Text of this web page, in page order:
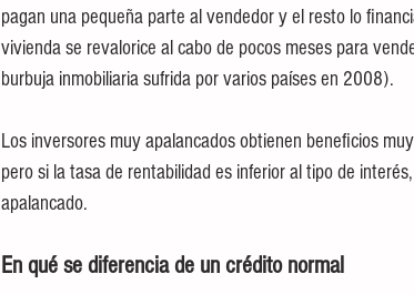
pagan una pequeña parte al vendedor y el resto lo
vivienda se revalorice al cabo de pocos meses para
burbuja inmobiliaria sufrida por varios países en 2008).
Los inversores muy apalancados obtienen beneficios
pero si la tasa de rentabilidad es inferior al tipo de
apalancado.
En qué se diferencia de un crédito normal